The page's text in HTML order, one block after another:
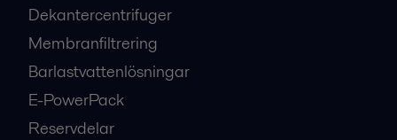
Dekantercentrifuger
Membranfiltrering
Barlastvattenlösningar
E-PowerPack
Reservdelar